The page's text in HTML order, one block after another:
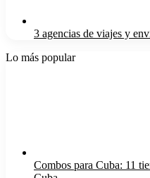
3 agencias de viajes y
Lo más popular
Combos para Cuba: 11